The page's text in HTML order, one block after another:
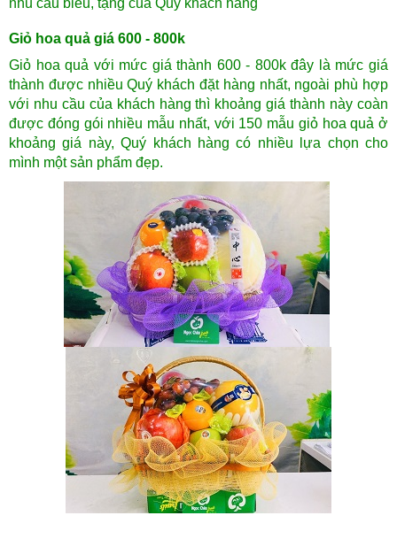
nhu cầu biếu, tặng của Quý khách hàng
Giỏ hoa quả giá 600 - 800k
Giỏ hoa quả với mức giá thành 600 - 800k đây là mức giá
thành được nhiều Quý khách đặt hàng nhất, ngoài phù hợp
với nhu cầu của khách hàng thì khoảng giá thành này coàn
được đóng gói nhiều mẫu nhất, với 150 mẫu giỏ hoa quả ở
khoảng giá này, Quý khách hàng có nhiều lựa chọn cho
mình một sản phẩm đẹp.